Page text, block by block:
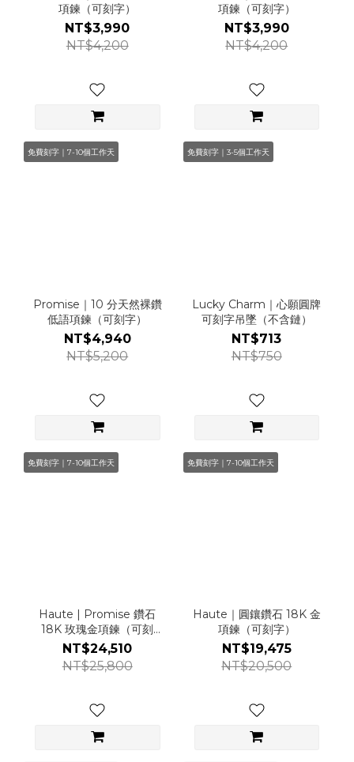
項鍊（可刻字）
NT$3,990
NT$4,200
項鍊（可刻字）
NT$3,990
NT$4,200
免費刻字｜7-10個工作天
Promise｜10 分天然裸鑽
低語項鍊（可刻字）
NT$4,940
NT$5,200
免費刻字｜3-5個工作天
Lucky Charm｜心願圓牌
可刻字吊墜（不含鏈）
NT$713
NT$750
免費刻字｜7-10個工作天
Haute | Promise 鑽石
18K 玫瑰金項鍊（可刻
字）
NT$24,510
NT$25,800
免費刻字｜7-10個工作天
Haute｜圓鑲鑽石 18K 金
項鍊（可刻字）
NT$19,475
NT$20,500